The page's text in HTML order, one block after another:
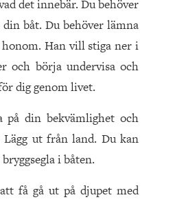
det innebär. Du behöver
båt. Du behöver lämna
Han vill stiga ner i
och börja undervisa och
dig genom livet.
på din bekvämlighet och
Lägg ut från land. Du kan
i båten.
få gå ut på djupet med